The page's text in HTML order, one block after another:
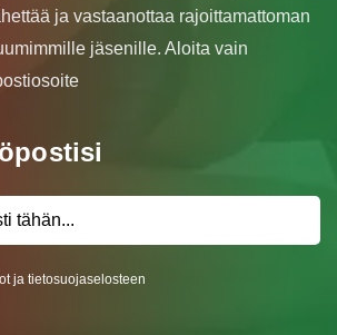
ja vastaanottaa rajoittamattoman
jäsenille. Aloita vain
ja tietosuojaselosteen